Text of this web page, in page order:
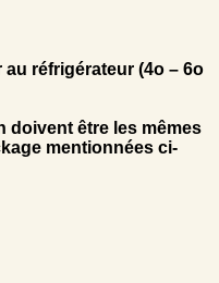
réfrigérateur (4ο – 6ο
doivent être les mêmes
mentionnées ci-